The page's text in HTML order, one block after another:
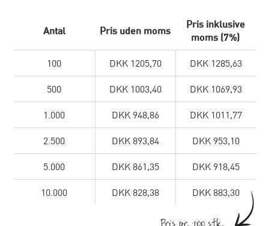
Antal Pris uden moms
Pris inklusive
moms (7%)
100 DKK 1205,70 DKK 1285,63
500 DKK 1003,40 DKK 1069,93
1.000 DKK 948,86 DKK 1011,77
2.500 DKK 893,84 DKK 953,10
5.000 DKK 861,35 DKK 918,45
10.000 DKK 828,38 DKK 883,30